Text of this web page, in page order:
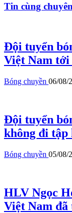
Tin cùng
Đội tuyển
Việt Nam tới
Bóng chuyền 06/08/
Đội tuyển
không đi tập
Bóng chuyền 05/08/
HLV Ngọc
Việt Nam